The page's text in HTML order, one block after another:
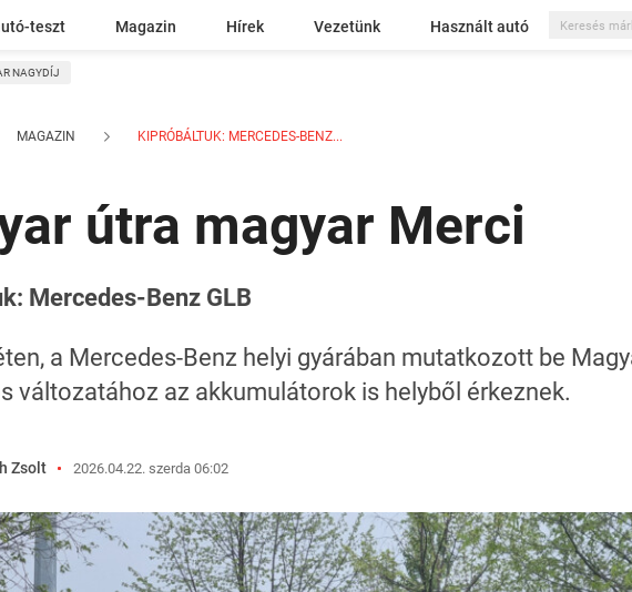
teszt Magazin Hírek Vezetünk Használt autó
NAGYDÍJ
MAGAZIN KIPRÓBÁLTUK: MERCEDES-BENZ...
útra magyar Merci
Mercedes-Benz GLB
a Mercedes-Benz helyi gyárában mutatkozott be
változatához az akkumulátorok is helyből érkeznek.
Zsolt 2026.04.22. szerda 06:02